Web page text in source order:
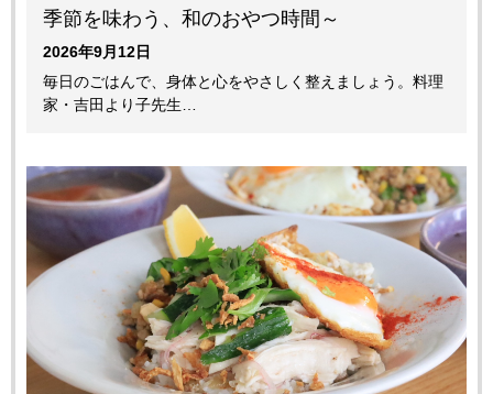
季節を味わう、和のおやつ時間～
2026年9月12日
毎日のごはんで、身体と心をやさしく整えましょう。料理
家・吉田より子先生…